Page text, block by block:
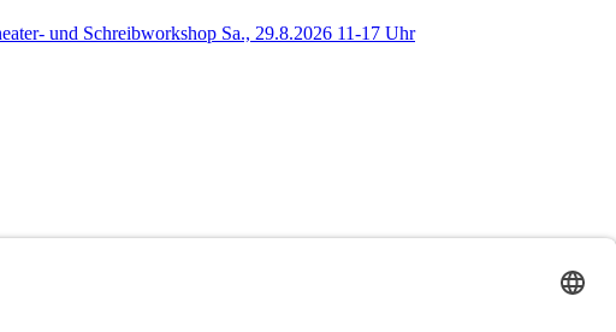
und Schreibworkshop Sa., 29.8.2026 11-17 Uhr